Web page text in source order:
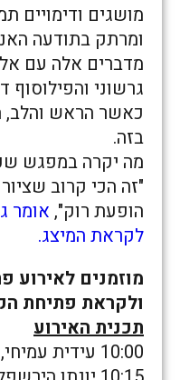
מושגים ודימויים
ומרתק בתודעה
מדברים אלה עם
גרשוני והפילוסוף
כאשר הראש והלב,
בזה.
מה יקרה במפגש
"זה הכי קרוב
הופעת רוק", אומר
לקראת המיצג.
מוזמנים
ולקראת פתיחת
תכנית האירוע
10:00 עידית עמיחי, ברכות